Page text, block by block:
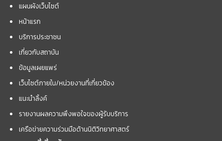
แผนผังเว็บไซต์
หน้าแรก
บริการประชาชน
เกี่ยวกับสถาบัน
ข้อมูลเผยแพร่
เว็บไซต์ภายใน/หน่วยงานที่เกี่ยวข้อง
แนะนำลิ้งค์
รายงานผลความพึงพอใจของผู้รับบริการ
เครือข่ายความร่วมมือด้านนิติวิทยาศาสตร์